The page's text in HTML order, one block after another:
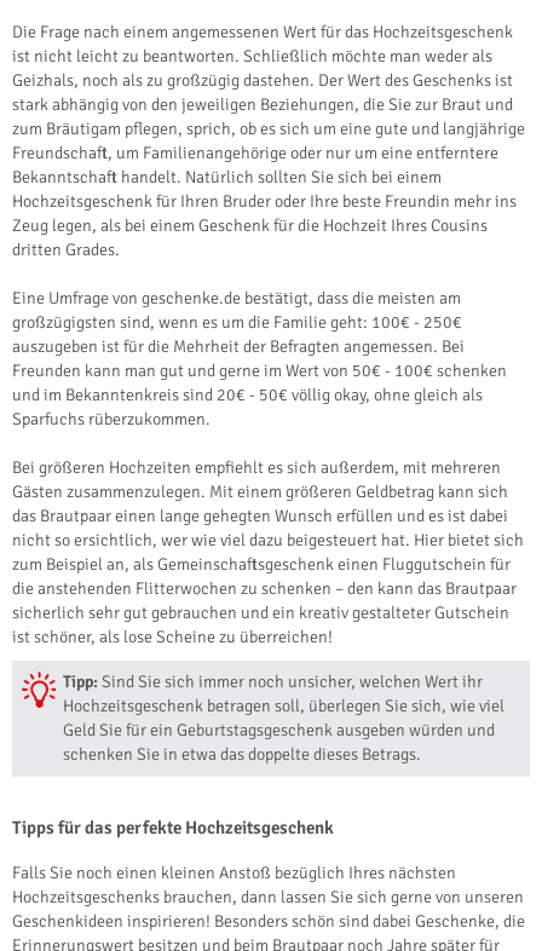
Die Frage nach einem angemessenen Wert für das Hochzeitsgeschenk
ist nicht leicht zu beantworten. Schließlich möchte man weder als
Geizhals, noch als zu großzügig dastehen. Der Wert des Geschenks ist
stark abhängig von den jeweiligen Beziehungen, die Sie zur Braut und
zum Bräutigam pflegen, sprich, ob es sich um eine gute und langjährige
Freundschaft, um Familienangehörige oder nur um eine entferntere
Bekanntschaft handelt. Natürlich sollten Sie sich bei einem
Hochzeitsgeschenk für Ihren Bruder oder Ihre beste Freundin mehr ins
Zeug legen, als bei einem Geschenk für die Hochzeit Ihres Cousins
dritten Grades.
Eine Umfrage von geschenke.de bestätigt, dass die meisten am
großzügigsten sind, wenn es um die Familie geht: 100€ - 250€
auszugeben ist für die Mehrheit der Befragten angemessen. Bei
Freunden kann man gut und gerne im Wert von 50€ - 100€ schenken
und im Bekanntenkreis sind 20€ - 50€ völlig okay, ohne gleich als
Sparfuchs rüberzukommen.
Bei größeren Hochzeiten empfiehlt es sich außerdem, mit mehreren
Gästen zusammenzulegen. Mit einem größeren Geldbetrag kann sich
das Brautpaar einen lange gehegten Wunsch erfüllen und es ist dabei
nicht so ersichtlich, wer wie viel dazu beigesteuert hat. Hier bietet sich
zum Beispiel an, als Gemeinschaftsgeschenk einen Fluggutschein für
die anstehenden Flitterwochen zu schenken – den kann das Brautpaar
sicherlich sehr gut gebrauchen und ein kreativ gestalteter Gutschein
ist schöner, als lose Scheine zu überreichen!
Tipp: Sind Sie sich immer noch unsicher, welchen Wert ihr
Hochzeitsgeschenk betragen soll, überlegen Sie sich, wie viel
Geld Sie für ein Geburtstagsgeschenk ausgeben würden und
schenken Sie in etwa das doppelte dieses Betrags.
Tipps für das perfekte Hochzeitsgeschenk
Falls Sie noch einen kleinen Anstoß bezüglich Ihres nächsten
Hochzeitsgeschenks brauchen, dann lassen Sie sich gerne von unseren
Geschenkideen inspirieren! Besonders schön sind dabei Geschenke, die
Erinnerungswert besitzen und beim Brautpaar noch Jahre später für